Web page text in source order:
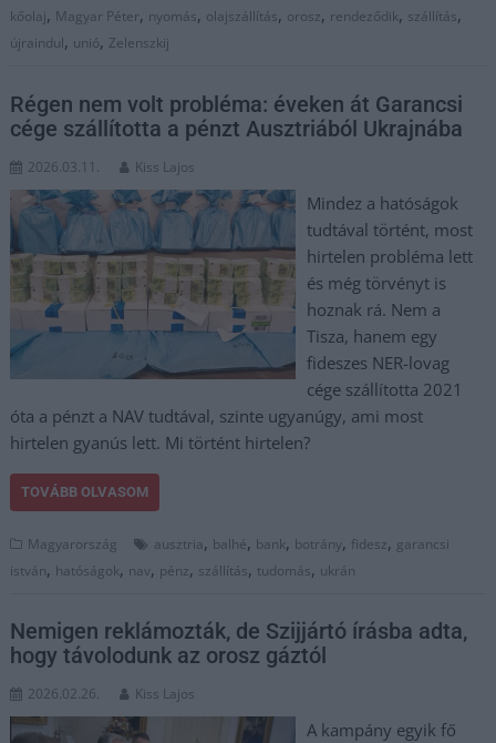
kőolaj, Magyar Péter, nyomás, olajszállítás, orosz, rendeződik, szállítás,
újraindul, unió, Zelenszkij
Régen nem volt probléma: éveken át Garancsi
cége szállította a pénzt Ausztriából Ukrajnába
2026.03.11. Kiss Lajos
Mindez a hatóságok
tudtával történt, most
hirtelen probléma lett
és még törvényt is
hoznak rá. Nem a
Tisza, hanem egy
fideszes NER-lovag
cége szállította 2021
óta a pénzt a NAV tudtával, szinte ugyanúgy, ami most
hirtelen gyanús lett. Mi történt hirtelen?
TOVÁBB OLVASOM
Magyarország ausztria, balhé, bank, botrány, fidesz, garancsi
istván, hatóságok, nav, pénz, szállítás, tudomás, ukrán
Nemigen reklámozták, de Szijjártó írásba adta,
hogy távolodunk az orosz gáztól
2026.02.26. Kiss Lajos
A kampány egyik fő